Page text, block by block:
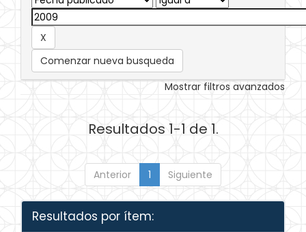
Comenzar nueva busqueda
Mostrar filtros avanzados
Resultados 1-1 de 1.
Anterior 1 Siguiente
Resultados por ítem: